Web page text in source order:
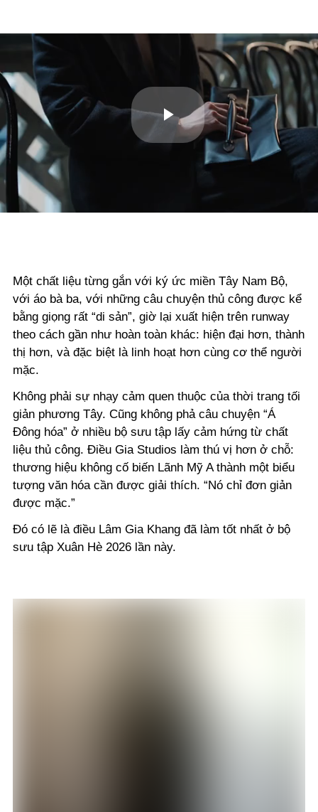
Play
Video
Một chất liệu từng gắn với ký ức miền Tây Nam Bộ,
với áo bà ba, với những câu chuyện thủ công được kể
bằng giọng rất “di sản”, giờ lại xuất hiện trên runway
theo cách gần như hoàn toàn khác: hiện đại hơn, thành
thị hơn, và đặc biệt là linh hoạt hơn cùng cơ thể người
mặc.
Không phải sự nhạy cảm quen thuộc của thời trang tối
giản phương Tây. Cũng không phả câu chuyện “Á
Đông hóa” ở nhiều bộ sưu tập lấy cảm hứng từ chất
liệu thủ công. Điều Gia Studios làm thú vị hơn ở chỗ:
thương hiệu không cố biến Lãnh Mỹ A thành một biểu
tượng văn hóa cần được giải thích. “Nó chỉ đơn giản
được mặc.”
Đó có lẽ là điều Lâm Gia Khang đã làm tốt nhất ở bộ
sưu tập Xuân Hè 2026 lần này.